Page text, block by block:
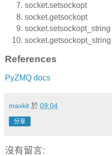
socket.setsockopt
socket.getsockopt
socket.setsockopt_string
socket.getsockopt_string
References
PyZMQ docs
maxkit 於 09:04
分享
沒有留言: